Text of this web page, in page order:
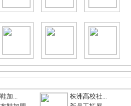
加...
株洲高校社...